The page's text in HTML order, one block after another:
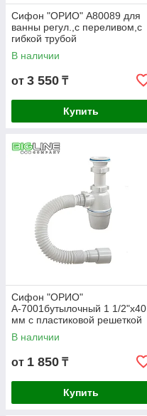
Сифон "ОРИО" А80089 для
ванны регул.,с переливом,с
гибкой трубой
В наличии
от 3 550 ₸
Купить
Сифон "ОРИО"
А-7001бутылочный 1 1/2"х40
мм с пластиковой решеткой
д.70мм и гибкой трубой 40-
40/50
В наличии
от 1 850 ₸
Купить